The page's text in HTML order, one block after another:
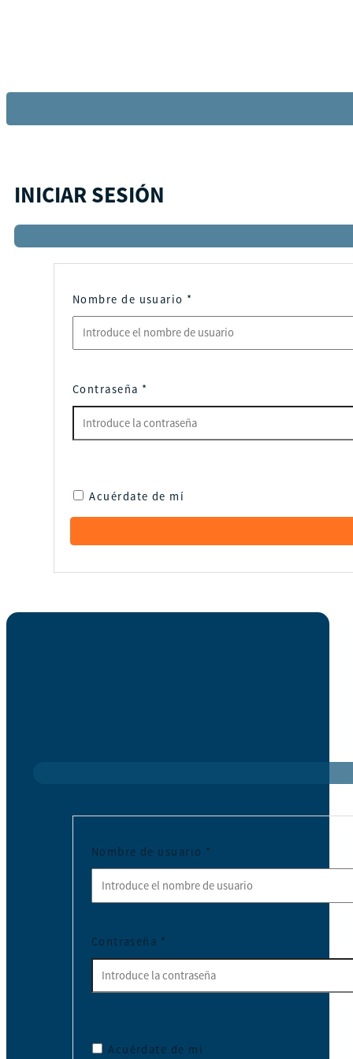
INICIAR SESIÓN
Nombre de usuario *
Contraseña *
Acuérdate de mí
Nombre de usuario *
Contraseña *
Acuérdate de mí